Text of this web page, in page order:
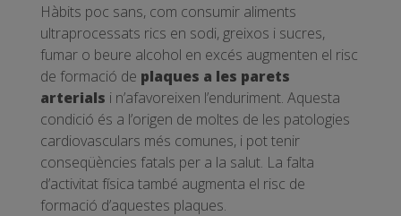
Hàbits poc sans, com consumir aliments
ultraprocessats rics en sodi, greixos i sucres,
fumar o beure alcohol en excés augmenten el risc
de formació de plaques a les parets
arterials i n’afavoreixen l’enduriment. Aquesta
condició és a l’origen de moltes de les patologies
cardiovasculars més comunes, i pot tenir
conseqüències fatals per a la salut. La falta
d’activitat física també augmenta el risc de
formació d’aquestes plaques.